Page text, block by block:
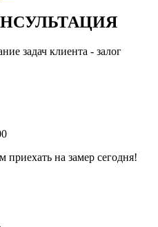
задач клиента - залог
приехать на замер сегодня!